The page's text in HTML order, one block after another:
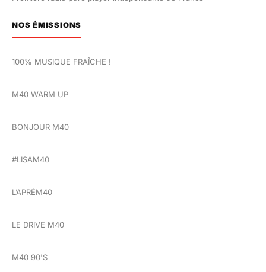
NOS ÉMISSIONS
100% MUSIQUE FRAÎCHE !
M40 WARM UP
BONJOUR M40
#LISAM40
L’APRÈM40
LE DRIVE M40
M40 90'S